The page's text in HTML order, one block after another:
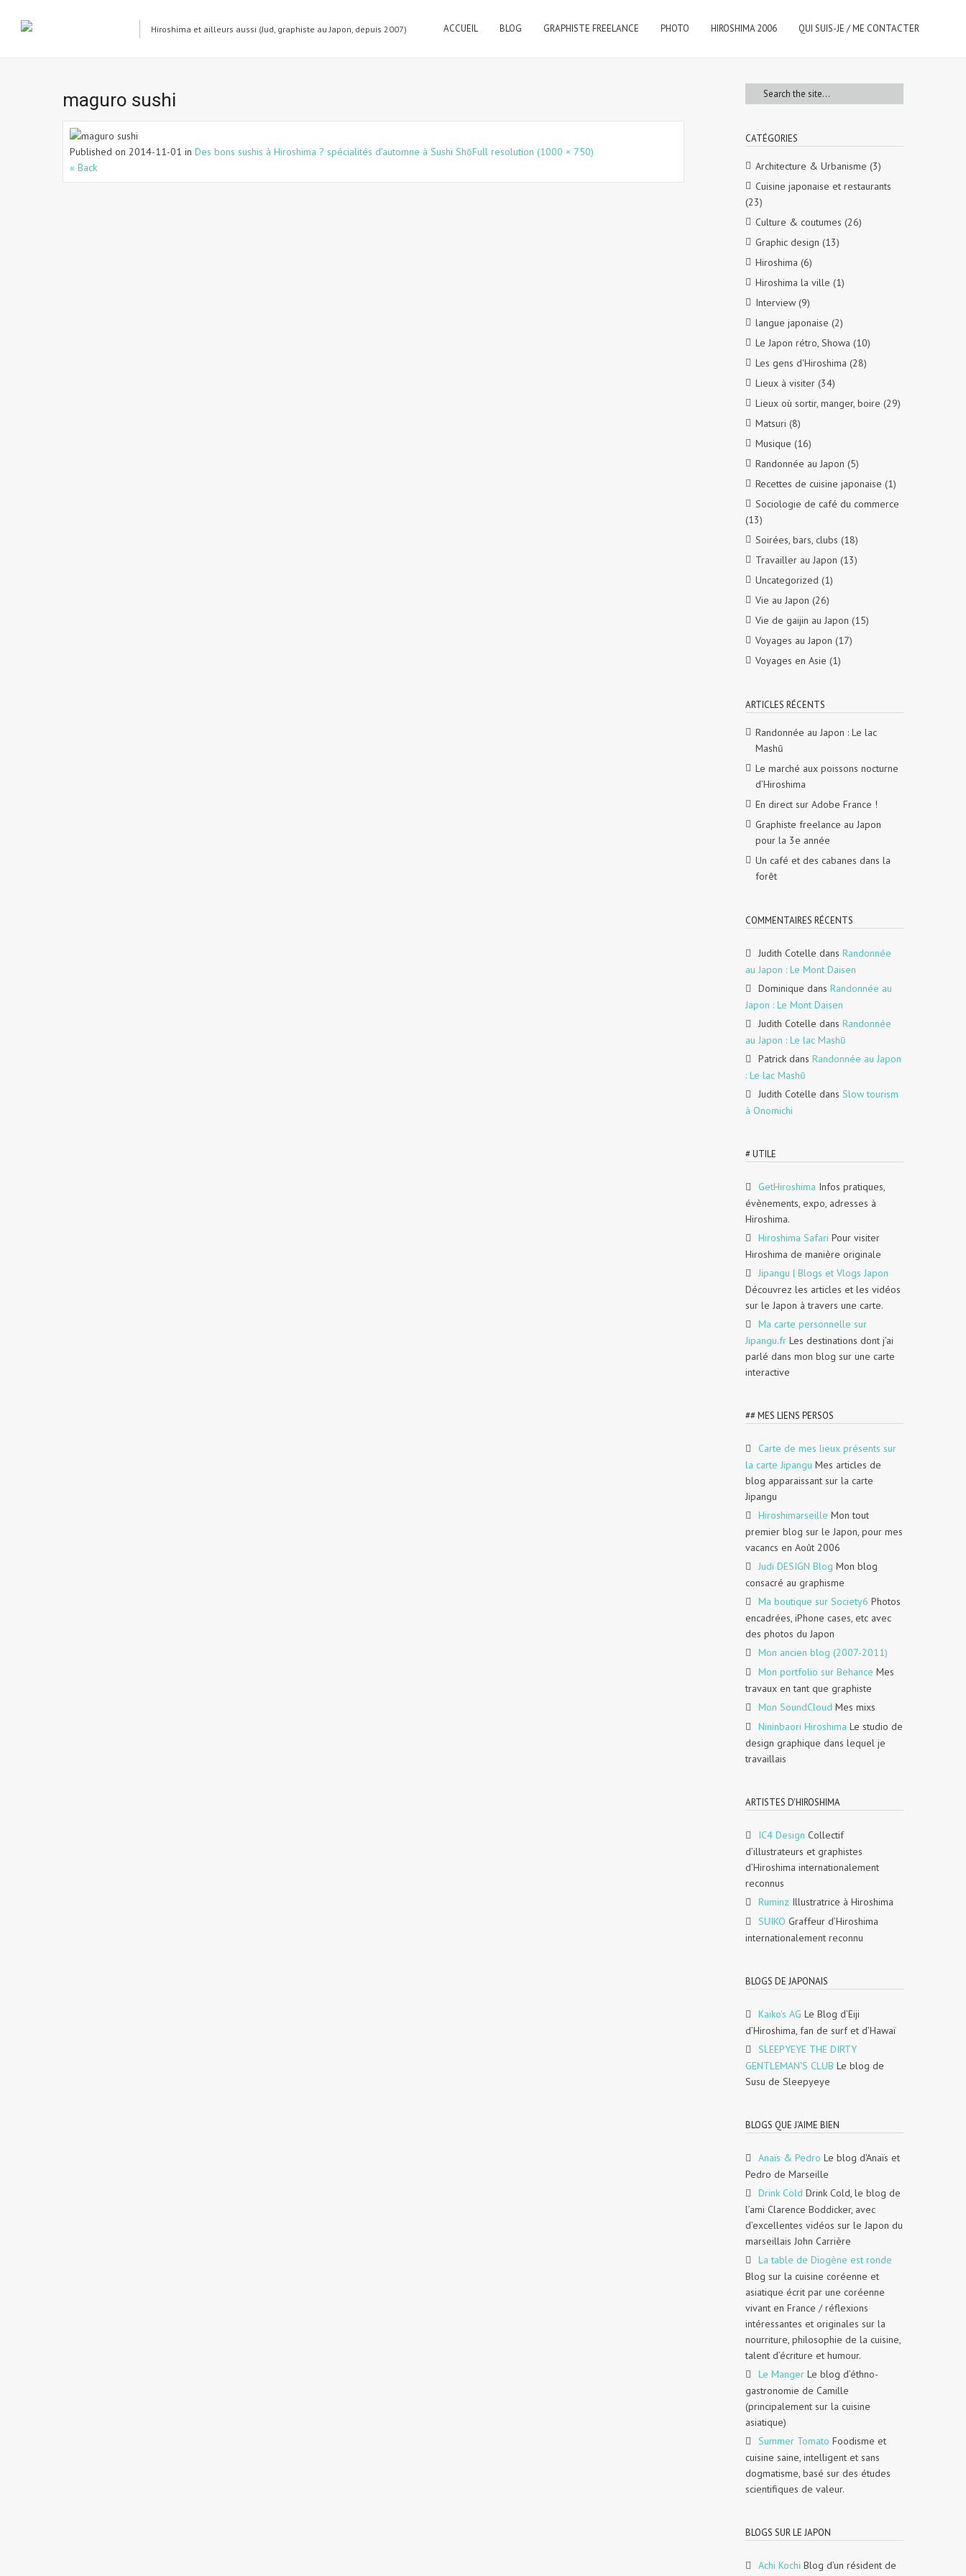
Hiroshima et ailleurs aussi (Jud, graphiste au Japon, depuis 2007) ACCUEIL BLOG GRAPHISTE FREELANCE PHOTO HIROSHIMA 2006 QUI SUIS-JE / ME CONTACTER
maguro sushi
Published on 2014-11-01 in Des bons sushis à Hiroshima ? spécialités d’automne à Sushi ShōFull resolution (1000 × 750)
« Back
CATÉGORIES
Architecture & Urbanisme (3)
Cuisine japonaise et restaurants
(23)
Culture & coutumes (26)
Graphic design (13)
Hiroshima (6)
Hiroshima la ville (1)
Interview (9)
langue japonaise (2)
Le Japon rétro, Showa (10)
Les gens d'Hiroshima (28)
Lieux à visiter (34)
Lieux où sortir, manger, boire (29)
Matsuri (8)
Musique (16)
Randonnée au Japon (5)
Recettes de cuisine japonaise (1)
Sociologie de café du commerce
(13)
Soirées, bars, clubs (18)
Travailler au Japon (13)
Uncategorized (1)
Vie au Japon (26)
Vie de gaijin au Japon (15)
Voyages au Japon (17)
Voyages en Asie (1)
ARTICLES RÉCENTS
Randonnée au Japon : Le lac
Mashū
Le marché aux poissons nocturne
d’Hiroshima
En direct sur Adobe France !
Graphiste freelance au Japon
pour la 3e année
Un café et des cabanes dans la
forêt
COMMENTAIRES RÉCENTS
Judith Cotelle dans Randonnée
au Japon : Le Mont Daisen
Dominique dans Randonnée au
Japon : Le Mont Daisen
Judith Cotelle dans Randonnée
au Japon : Le lac Mashū
Patrick dans Randonnée au Japon
: Le lac Mashū
Judith Cotelle dans Slow tourism
à Onomichi
# UTILE
GetHiroshima Infos pratiques,
évènements, expo, adresses à
Hiroshima.
Hiroshima Safari Pour visiter
Hiroshima de manière originale
Jipangu | Blogs et Vlogs Japon
Découvrez les articles et les vidéos
sur le Japon à travers une carte.
Ma carte personnelle sur
Jipangu.fr Les destinations dont j’ai
parlé dans mon blog sur une carte
interactive
## MES LIENS PERSOS
Carte de mes lieux présents sur
la carte Jipangu Mes articles de
blog apparaissant sur la carte
Jipangu
Hiroshimarseille Mon tout
premier blog sur le Japon, pour mes
vacancs en Août 2006
Judi DESIGN Blog Mon blog
consacré au graphisme
Ma boutique sur Society6 Photos
encadrées, iPhone cases, etc avec
des photos du Japon
Mon ancien blog (2007-2011)
Mon portfolio sur Behance Mes
travaux en tant que graphiste
Mon SoundCloud Mes mixs
Nininbaori Hiroshima Le studio de
design graphique dans lequel je
travaillais
ARTISTES D'HIROSHIMA
IC4 Design Collectif
d’illustrateurs et graphistes
d’Hiroshima internationalement
reconnus
Ruminz Illustratrice à Hiroshima
SUIKO Graffeur d’Hiroshima
internationalement reconnu
BLOGS DE JAPONAIS
Kaiko's AG Le Blog d’Eiji
d’Hiroshima, fan de surf et d’Hawaï
SLEEPYEYE THE DIRTY
GENTLEMAN'S CLUB Le blog de
Susu de Sleepyeye
BLOGS QUE J'AIME BIEN
Anaïs & Pedro Le blog d’Anaïs et
Pedro de Marseille
Drink Cold Drink Cold, le blog de
l’ami Clarence Boddicker, avec
d’excellentes vidéos sur le Japon du
marseillais John Carrière
La table de Diogène est ronde
Blog sur la cuisine coréenne et
asiatique écrit par une coréenne
vivant en France / réflexions
intéressantes et originales sur la
nourriture, philosophie de la cuisine,
talent d’écriture et humour.
Le Manger Le blog d’éthno-
gastronomie de Camille
(principalement sur la cuisine
asiatique)
Summer Tomato Foodisme et
cuisine saine, intelligent et sans
dogmatisme, basé sur des études
scientifiques de valeur.
BLOGS SUR LE JAPON
Achi Kochi Blog d’un résident de